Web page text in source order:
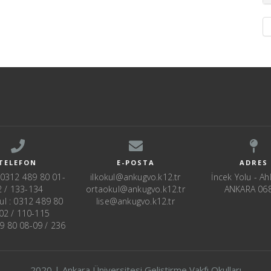
489 80 01-
/ 133-134
: 0312 489 80
/ 110-115
80 08-09 / 236
E-POSTA
ilkokul@ankugvo.k12.tr
ortaokul@ankugvo.k12.tr
lise@ankugvo.k12.tr
ADRES
İncek Yolu -
ANKARA